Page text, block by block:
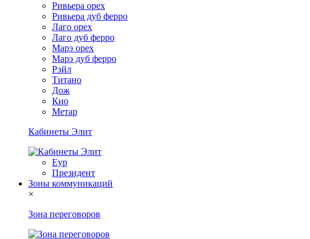
Ривьера орех
Ривьера дуб ферро
Лаго орех
Лаго дуб ферро
Марэ орех
Марэ дуб ферро
Рэйл
Титано
Дож
Кио
Метар
Кабинеты Элит
Еур
Президент
Зоны коммуникаций
×
Зона переговоров